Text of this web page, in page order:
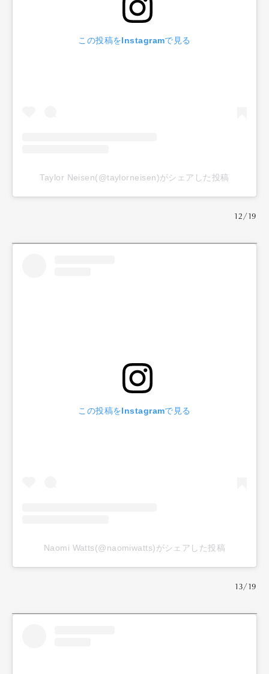
この投稿をInstagramで見る
Taylor Neisen(@taylorneisen)がシェアした投稿
12/19
この投稿をInstagramで見る
Naomi Watts(@naomiwatts)がシェアした投稿
13/19